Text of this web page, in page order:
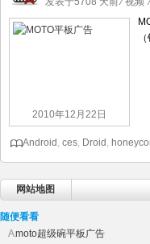
卡哇伊妹教您日本车厂名称
2010年12月22日
Android , ces, Droid ,
网站地图
随便看看
moto超级碗平板广告